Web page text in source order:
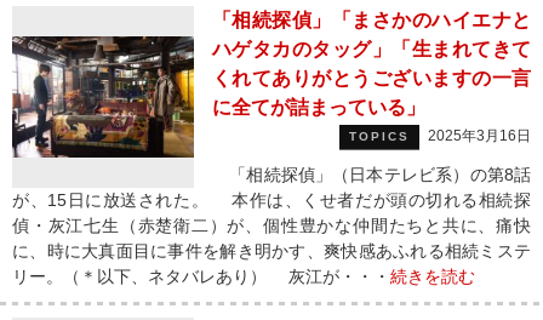
「相続探偵」「まさかのハイエナと
ハゲタカのタッグ」「生まれてきて
くれてありがとうございますの一言
に全てが詰まっている」
TOPICS 2025年3月16日
「相続探偵」（日本テレビ系）の第8話
が、15日に放送された。 本作は、くせ者だが頭の切れる相続探
偵・灰江七生（赤楚衛二）が、個性豊かな仲間たちと共に、痛快
に、時に大真面目に事件を解き明かす、爽快感あふれる相続ミステ
リー。（＊以下、ネタバレあり） 灰江が・・・ 続きを読む